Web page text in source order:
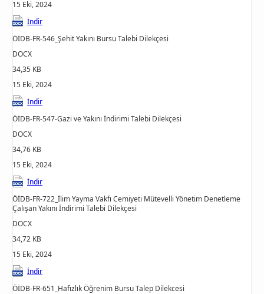
15 Eki, 2024
İndir
ÖİDB-FR-546_Şehit Yakını Bursu Talebi Dilekçesi
DOCX
34,35 KB
15 Eki, 2024
İndir
ÖİDB-FR-547-Gazi ve Yakını İndirimi Talebi Dilekçesi
DOCX
34,76 KB
15 Eki, 2024
İndir
ÖİDB-FR-722_İlim Yayma Vakfı Cemiyeti Mütevelli Yönetim Denetleme
Çalışan Yakını İndirimi Talebi Dilekçesi
DOCX
34,72 KB
15 Eki, 2024
İndir
ÖİDB-FR-651_Hafızlık Öğrenim Bursu Talep Dilekcesi